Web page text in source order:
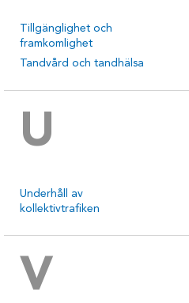
Tillgänglighet och
framkomlighet
Tandvård och tandhälsa
U
Underhåll av
kollektivtrafiken
V